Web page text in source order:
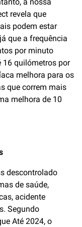
a nossa
revela que
podem estar
que a frequência
por minuto
16 quilómetros por
melhora para os
que correm mais
melhora de 10
descontrolado
de saúde,
acidente
Segundo
Até 2024, o